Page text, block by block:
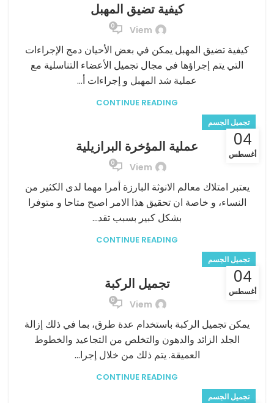
كيفية تضيق المهبل
Viem
0
كيفية تضيق المهبل يمكن في بعض الأحيان دمج الإجراءات
التي يتم إجراؤها في مجال تجميل الأعضاء التناسلية مع
عملية شد المهبل و إجراءات أ...
CONTINUE READING
04
أغسطس
تجميل الجسم
عملية المؤخرة البرازيلية
Viem
0
يعتبر امتلاك معالم الانوثة البارزة أمرا مهما لدى الكثير من
النساء، و خاصة ان تحقيق هذا الامر اصبح متاحا و متوفرا
بشكل كبير بسبب تقد...
CONTINUE READING
04
أغسطس
تجميل الجسم
تجميل الركبة
Viem
0
يمكن تجميل الركبة باستخدام عدة طرق، بما في ذلك إزالة
الجلد الزائد والدهون والتخلص من التجاعيد والخطوط
العميقة. يتم ذلك من خلال إجرا...
CONTINUE READING
تجميل الجسم